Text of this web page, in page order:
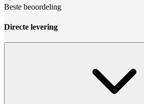
Beste beoordeling
Directe levering